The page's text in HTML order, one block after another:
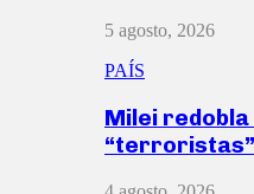
5 agosto, 2026
PAÍS
Milei redobla